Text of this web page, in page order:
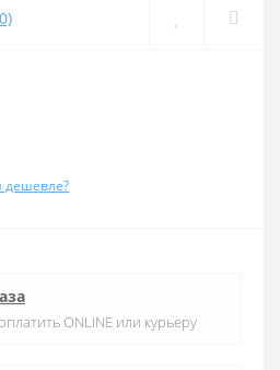
ONLINE или курьеру